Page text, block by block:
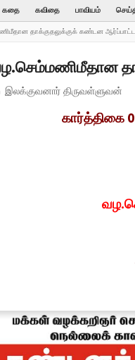
கதை கவிதை பாவியம்
தாக்குதலுக்குக் கண்டன
இலக்குவனார் திருவள்ளுவன்
கார்த்திகை